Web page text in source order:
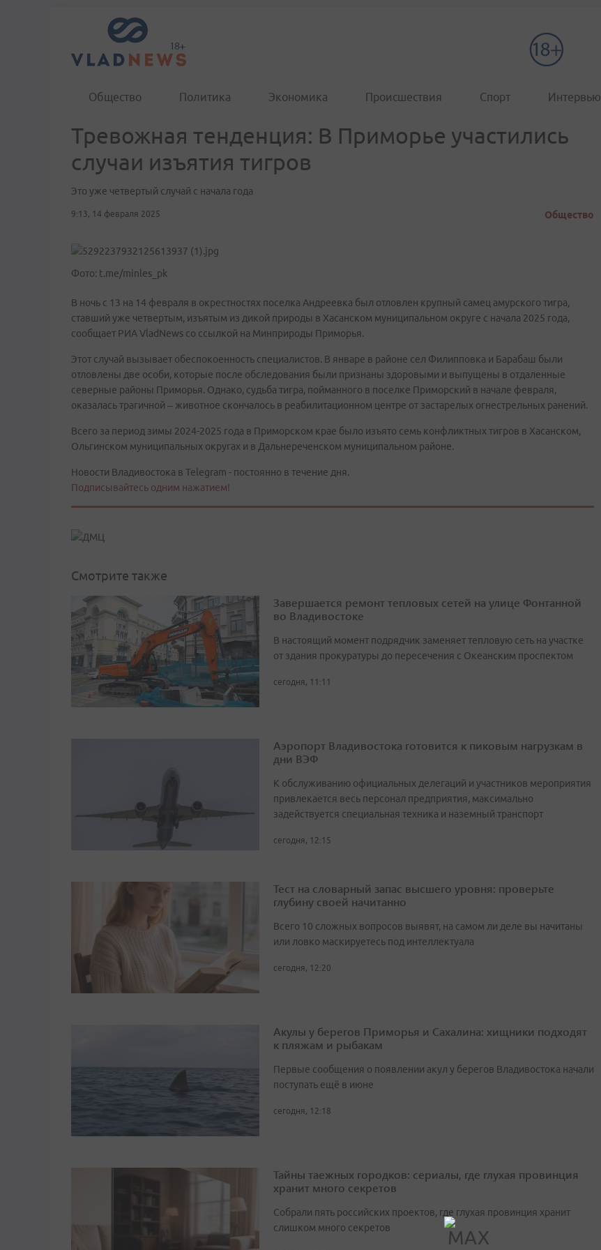
Общество Политика Экономика Происшествия Спорт Интервью
Тревожная тенденция: В Приморье участились
случаи изъятия тигров
Это уже четвертый случай с начала года
9:13, 14 февраля 2025 Общество
Фото: t.me/minles_pk
В ночь с 13 на 14 февраля в окрестностях поселка Андреевка был отловлен крупный самец амурского тигра,
ставший уже четвертым, изъятым из дикой природы в Хасанском муниципальном округе с начала 2025 года,
сообщает РИА VladNews со ссылкой на Минприроды Приморья.
Этот случай вызывает обеспокоенность специалистов. В январе в районе сел Филипповка и Барабаш были
отловлены две особи, которые после обследования были признаны здоровыми и выпущены в отдаленные
северные районы Приморья. Однако, судьба тигра, пойманного в поселке Приморский в начале февраля,
оказалась трагичной – животное скончалось в реабилитационном центре от застарелых огнестрельных ранений.
Всего за период зимы 2024-2025 года в Приморском крае было изъято семь конфликтных тигров в Хасанском,
Ольгинском муниципальных округах и в Дальнереченском муниципальном районе.
Новости Владивостока в Telegram - постоянно в течение дня.
Подписывайтесь одним нажатием!
Смотрите также
Завершается ремонт тепловых сетей на улице Фонтанной
во Владивостоке
В настоящий момент подрядчик заменяет тепловую сеть на участке
от здания прокуратуры до пересечения с Океанским проспектом
сегодня, 11:11
Аэропорт Владивостока готовится к пиковым нагрузкам в
дни ВЭФ
К обслуживанию официальных делегаций и участников мероприятия
привлекается весь персонал предприятия, максимально
задействуется специальная техника и наземный транспорт
сегодня, 12:15
Тест на словарный запас высшего уровня: проверьте
глубину своей начитанно
Всего 10 сложных вопросов выявят, на самом ли деле вы начитаны
или ловко маскируетесь под интеллектуала
сегодня, 12:20
Акулы у берегов Приморья и Сахалина: хищники подходят
к пляжам и рыбакам
Первые сообщения о появлении акул у берегов Владивостока начали
поступать ещё в июне
сегодня, 12:18
Тайны таежных городков: сериалы, где глухая провинция
хранит много секретов
Собрали пять российских проектов, где глухая провинция хранит
слишком много секретов